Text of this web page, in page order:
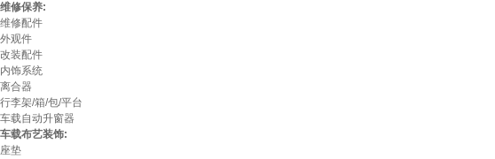
维修保养:
维修配件
外观件
改装配件
内饰系统
离合器
行李架/箱/包/平台
车载自动升窗器
车载布艺装饰:
座垫